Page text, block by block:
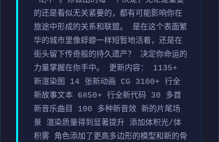
的还是看似无关紧要的，都有可能影响你在
旅途中形成的关系和联盟。 是在这个表面繁
华的城市里像蜉蝣一样短暂地活着，还是在
街头留下传奇般的持久遗产？ 决定你命运的
力量掌握在你手中。 更新内容： 1135+
新渲染图 14 张新动画 CG 3100+ 行全
新故事文本 6850+ 行全新代码 30 多首
新音乐曲目 100 多种新音效 新的片尾场
景 渲染质量得到显著提升 添加体积光/体
积雾 角色添加了更高多边形的模型和新的骨